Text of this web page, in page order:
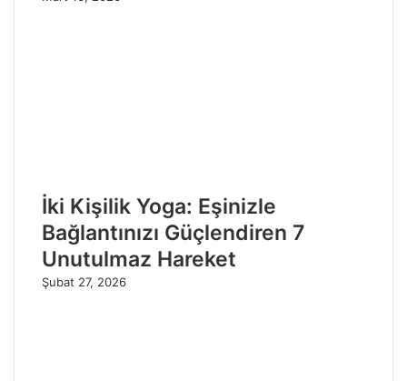
İki Kişilik Yoga: Eşinizle
Bağlantınızı Güçlendiren 7
Unutulmaz Hareket
Şubat 27, 2026